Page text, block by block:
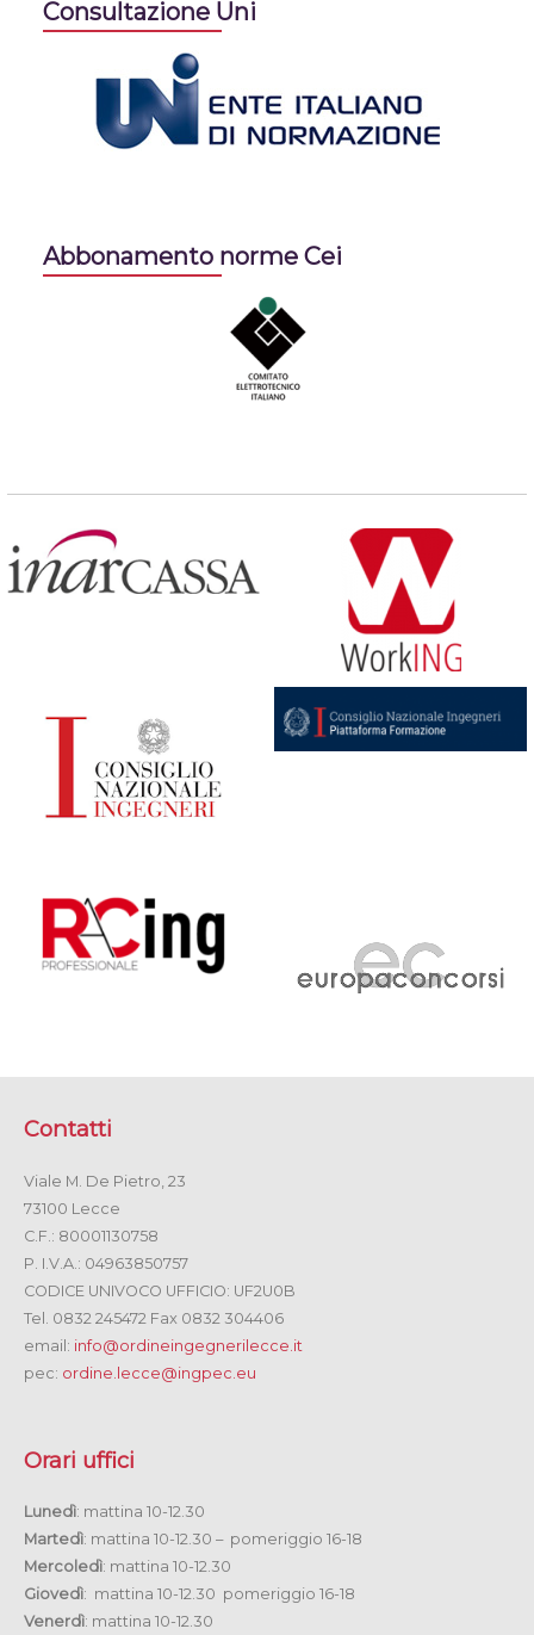
Consultazione Uni
Abbonamento norme Cei
Contatti
Viale M. De Pietro, 23
73100 Lecce
C.F.: 80001130758
P. I.V.A.: 04963850757
CODICE UNIVOCO UFFICIO: UF2U0B
Tel. 0832 245472 Fax 0832 304406
email: info@ordineingegnerilecce.it
pec: ordine.lecce@ingpec.eu
Orari uffici
Lunedì: mattina 10-12.30
Martedì: mattina 10-12.30 – pomeriggio 16-18
Mercoledì: mattina 10-12.30
Giovedì: mattina 10-12.30 pomeriggio 16-18
Venerdì: mattina 10-12.30